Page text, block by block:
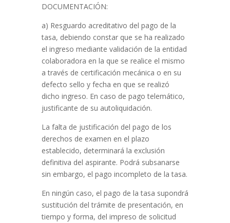
DOCUMENTACIÓN:
a) Resguardo acreditativo del pago de la
tasa, debiendo constar que se ha realizado
el ingreso mediante validación de la entidad
colaboradora en la que se realice el mismo
a través de certificación mecánica o en su
defecto sello y fecha en que se realizó
dicho ingreso. En caso de pago telemático,
justificante de su autoliquidación.
La falta de justificación del pago de los
derechos de examen en el plazo
establecido, determinará la exclusión
definitiva del aspirante. Podrá subsanarse
sin embargo, el pago incompleto de la tasa.
En ningún caso, el pago de la tasa supondrá
sustitución del trámite de presentación, en
tiempo y forma, del impreso de solicitud